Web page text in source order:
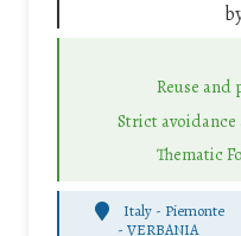
Reuse and
Strict
Thematic
Italy - Piemonte
- VERBANIA